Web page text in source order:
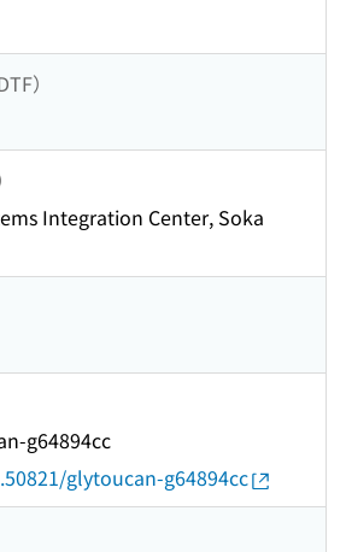
）
Integration Center, Soka
g64894cc
glytoucan-g64894cc